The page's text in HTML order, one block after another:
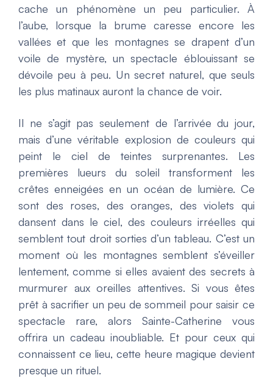
cache un phénomène un peu particulier. À
l’aube, lorsque la brume caresse encore les
vallées et que les montagnes se drapent d’un
voile de mystère, un spectacle éblouissant se
dévoile peu à peu. Un secret naturel, que seuls
les plus matinaux auront la chance de voir.
Il ne s’agit pas seulement de l’arrivée du jour,
mais d’une véritable explosion de couleurs qui
peint le ciel de teintes surprenantes. Les
premières lueurs du soleil transforment les
crêtes enneigées en un océan de lumière. Ce
sont des roses, des oranges, des violets qui
dansent dans le ciel, des couleurs irréelles qui
semblent tout droit sorties d’un tableau. C’est un
moment où les montagnes semblent s’éveiller
lentement, comme si elles avaient des secrets à
murmurer aux oreilles attentives. Si vous êtes
prêt à sacrifier un peu de sommeil pour saisir ce
spectacle rare, alors Sainte-Catherine vous
offrira un cadeau inoubliable. Et pour ceux qui
connaissent ce lieu, cette heure magique devient
presque un rituel.